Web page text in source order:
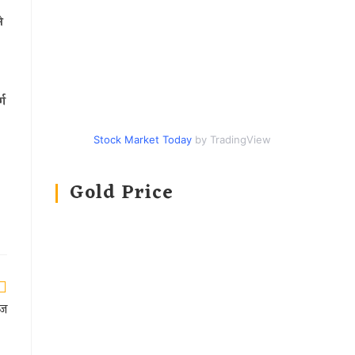
Stock Market Today by TradingView
Gold Price